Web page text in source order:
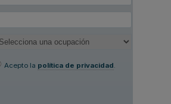
Acepto la política de privacidad.